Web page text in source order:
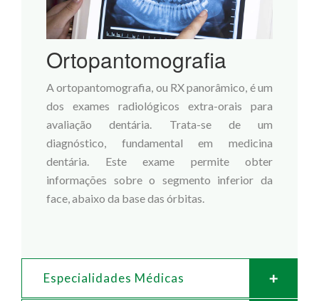
Ortopantomografia
A ortopantomografia, ou RX panorâmico, é um
dos exames radiológicos extra-orais para
avaliação dentária. Trata-se de um
diagnóstico, fundamental em medicina
dentária. Este exame permite obter
informações sobre o segmento inferior da
face, abaixo da base das órbitas.
Especialidades Médicas